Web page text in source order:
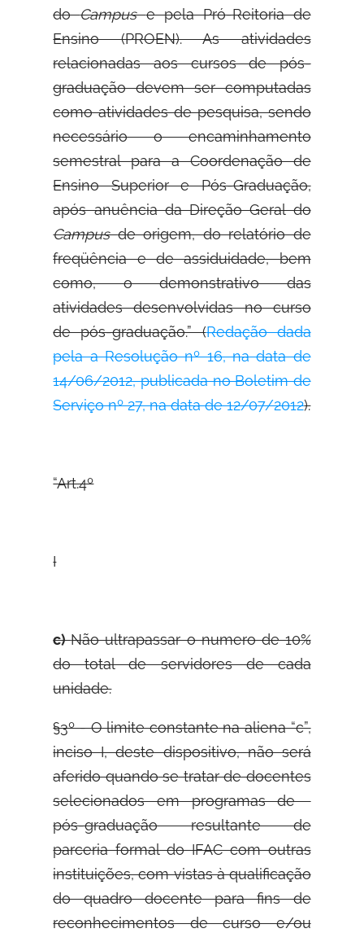
doCampuse pela Pró-Reitoria de
Ensino (PROEN). As atividades
relacionadas aos cursos de pós-
graduação devem ser computadas
como atividades de pesquisa, sendo
necessário o encaminhamento
semestral para a Coordenação de
Ensino Superior e Pós-Graduação,
após anuência da Direção Geral do
Campusde origem, do relatório de
freqüência e de assiduidade, bem
como, o demonstrativo das
atividades desenvolvidas no curso
de pós-graduação.” (Redação dada
pela a Resolução nº 16, na data de
14/06/2012, publicada no Boletim de
Serviço nº 27, na data de 12/07/2012).
“Art.4º
I
c)Não ultrapassar o numero de 10%
do total de servidores de cada
unidade.
§3º - O limite constante na aliena “c”,
inciso I, deste dispositivo, não será
aferido quando se tratar de docentes
selecionados em programas de
pós-graduação resultante de
parceria formal do IFAC com outras
instituições, com vistas à qualificação
do quadro docente para fins de
reconhecimentos de curso e/ou